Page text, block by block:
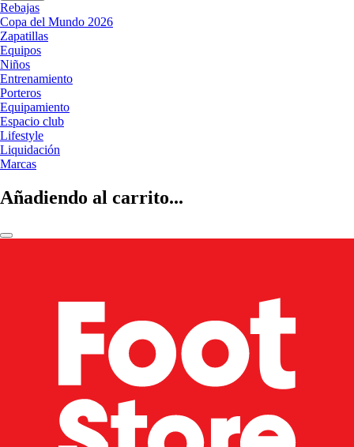
Rebajas
Copa del Mundo 2026
Zapatillas
Equipos
Niños
Entrenamiento
Porteros
Equipamiento
Espacio club
Lifestyle
Liquidación
Marcas
Añadiendo al carrito...